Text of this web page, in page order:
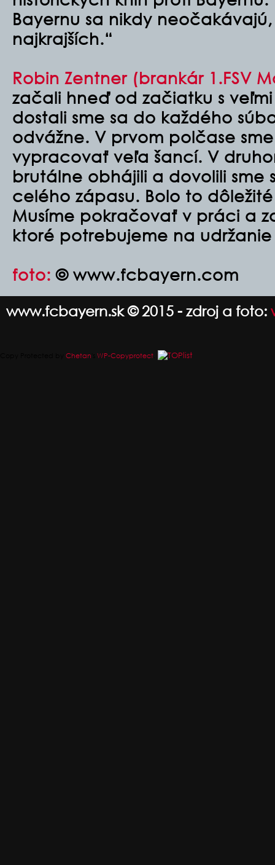
Bayernu sa nikdy
najkrajších.“
Robin Zentner (brankár 1.FSV
začali hneď od začiatku s
dostali sme sa do každého
odvážne. V prvom polčase
vypracovať veľa šancí. V
brutálne obhájili a dovolili sme
celého zápasu. Bolo to
Musíme pokračovať v práci a
ktoré potrebujeme na udržanie
foto:© www.fcbayern.com
www.fcbayern.sk © 2015 - zdroj a foto:
Chetan WP-Copyprotect